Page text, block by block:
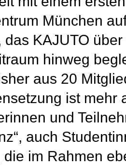
München
das KAJUTO
hinweg
aus 20
ist mehr
und
auch
die im Rahmen